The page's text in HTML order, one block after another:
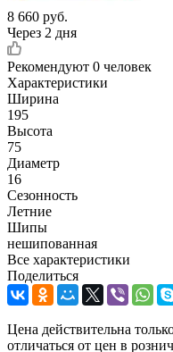
8 660 руб.
Через 2 дня
Рекомендуют 0 человек
Характеристики
Ширина
195
Высота
75
Диаметр
16
Сезонность
Летние
Шипы
нешипованная
Все характеристики
Поделиться
Цена действительна
отличаться от цен в